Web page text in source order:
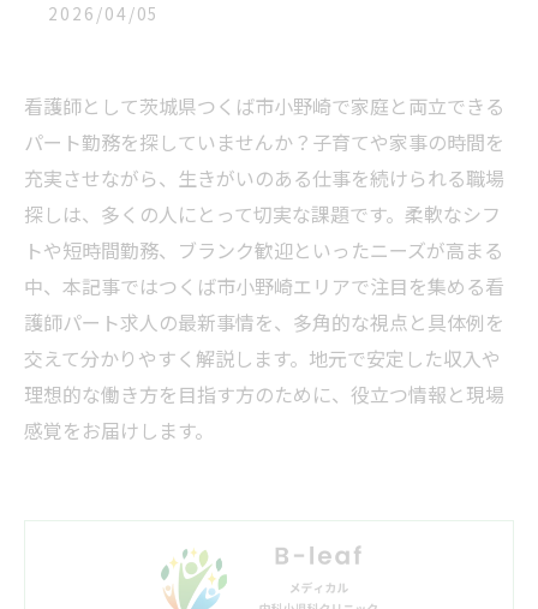
2026/04/05
看護師として茨城県つくば市小野崎で家庭と両立できる
パート勤務を探していませんか？子育てや家事の時間を
充実させながら、生きがいのある仕事を続けられる職場
探しは、多くの人にとって切実な課題です。柔軟なシフ
トや短時間勤務、ブランク歓迎といったニーズが高まる
中、本記事ではつくば市小野崎エリアで注目を集める看
護師パート求人の最新事情を、多角的な視点と具体例を
交えて分かりやすく解説します。地元で安定した収入や
理想的な働き方を目指す方のために、役立つ情報と現場
感覚をお届けします。